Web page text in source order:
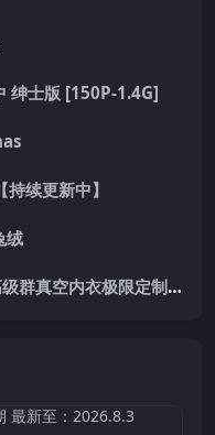
绅士版 [150P-1.4G]
续更新中】
绒
[主播]虎牙主播车老板付费高级群真空内衣极限定制8分19
最新至：2026.8.3